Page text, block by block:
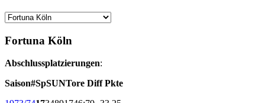
Fortuna Köln
Abschlussplatzierungen:
Saison#SpSUNTore Diff Pkte